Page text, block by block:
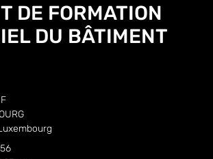
DE FORMATION
DU BÂTIMENT